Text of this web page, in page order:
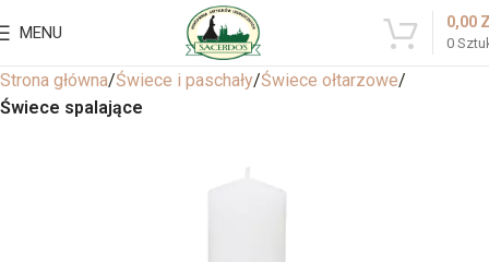
MENU
0
0,00
Strona główna Świece i paschały Świece ołtarzowe
Świece spalające